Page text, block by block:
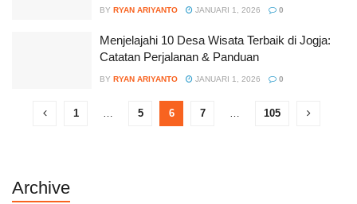
BY RYAN ARIYANTO JANUARI 1, 2026 0
Menjelajahi 10 Desa Wisata Terbaik di Jogja:
Catatan Perjalanan & Panduan
BY RYAN ARIYANTO JANUARI 1, 2026 0
1 … 5 6 7 … 105
Archive